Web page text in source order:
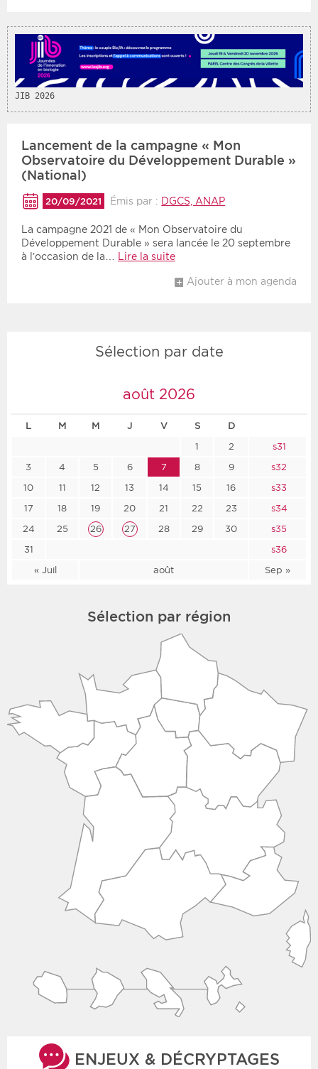
Protection sociale
Sanitaire
Médico-social
Choisir une zone
Choisir une date de débutChoisir une date de finChronologique
JIB 2026
Lancement de la campagne « Mon
Observatoire du Développement Durable »
(National)
20/09/2021 Émis par : DGCS, ANAP
La campagne 2021 de « Mon Observatoire du
Développement Durable » sera lancée le 20 septembre
à l’occasion de la… Lire la suite
Ajouter à mon agenda
Sélection par date
août 2026
L M M J V S D
« Juil août Sep »
1 2
s31
3
4 5 6 7 8 9
s32
10
11 12 13 14 15 16
s33
17
18 19 20 21 22 23
s34
24
25 26 27 28 29 30
s35
31
s36
Sélection par région
ENJEUX & DÉCRYPTAGES